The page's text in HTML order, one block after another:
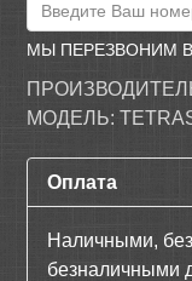
МЫ ПЕРЕЗВОНИМ
МОДЕЛЬ:
Оплата
Наличными,
безналичными